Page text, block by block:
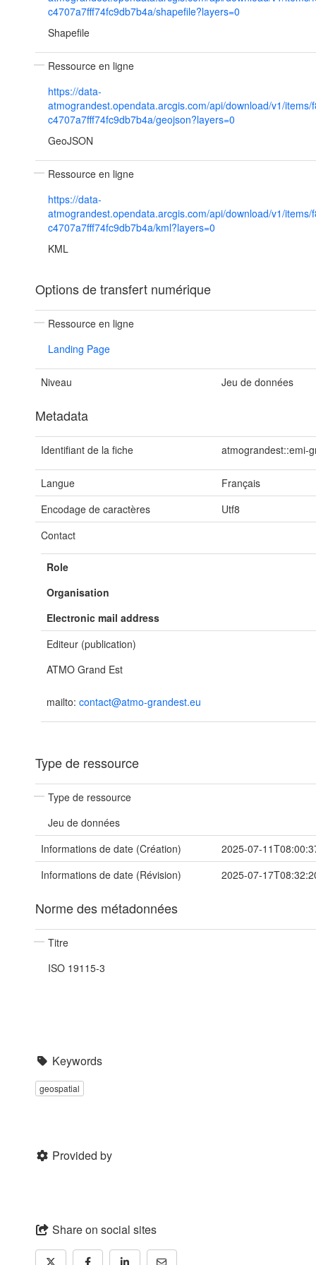
c4707a7fff74fc9db7b4a/shapefile?layers=0
Shapefile
Ressource en ligne
https://data-
atmograndest.opendata.arcgis.com/api/download/v1/items/
c4707a7fff74fc9db7b4a/geojson?layers=0
GeoJSON
Ressource en ligne
https://data-
atmograndest.opendata.arcgis.com/api/download/v1/items/
c4707a7fff74fc9db7b4a/kml?layers=0
KML
Options de transfert numérique
Ressource en ligne
Landing Page
Niveau Jeu de données
Metadata
Identifiant de la fiche atmograndest::emi-
Langue
Français
Encodage de caractères
Utf8
Contact
Role
Organisation
Electronic mail address
Editeur (publication)
ATMO Grand Est
mailto: contact@atmo-grandest.eu
Type de ressource
Type de ressource
Jeu de données
Informations de date (Création)
2025-07-
Informations de date (Révision)
2025-07-
Norme des métadonnées
Titre
ISO 19115-3
Keywords
geospatial
Provided by
Share on social sites